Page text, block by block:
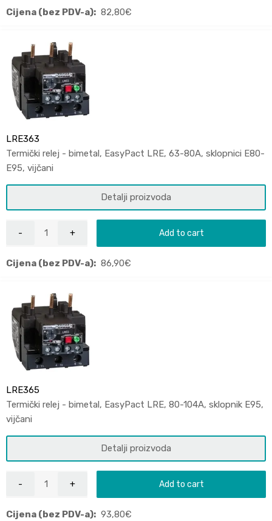
Cijena (bez PDV-a): 82,80€
LRE363
Termički relej - bimetal, EasyPact LRE, 63-80A, sklopnici E80-
E95, vijčani
Detalji proizvoda
Add to cart
Cijena (bez PDV-a): 86,90€
LRE365
Termički relej - bimetal, EasyPact LRE, 80-104A, sklopnik E95,
vijčani
Detalji proizvoda
Add to cart
Cijena (bez PDV-a): 93,80€